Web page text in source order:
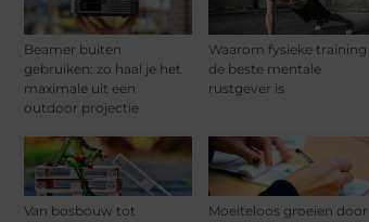
Beamer buiten
gebruiken: zo haal je het
maximale uit een
outdoor projectie
Waarom fysieke training
de beste mentale
rustgever is
Van bosbouw tot
Moeiteloos groeien door